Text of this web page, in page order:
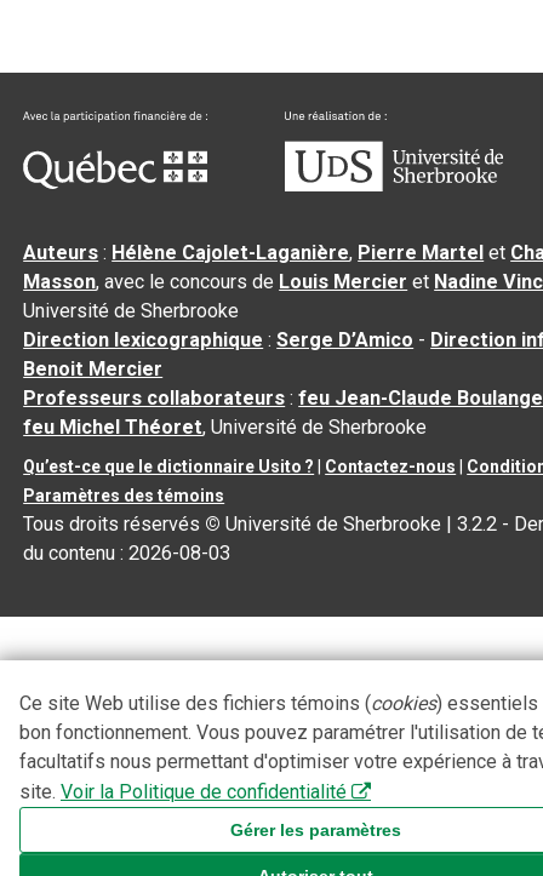
Auteurs : Hélène Cajolet-Laganière, Pierre Martel et
Masson, avec le concours de Louis Mercier et Nadine
Université de Sherbrooke
Direction lexicographique :Serge D’Amico - Direction
Benoit Mercier
Professeurs collaborateurs :feu Jean-Claude
feu Michel Théoret, Université de Sherbrooke
Qu’est-ce que le dictionnaire Usito ? Contactez-nous
Paramètres des témoins
Tous droits réservés © Université de Sherbrooke |3.2.2 -
du contenu :2026-08-03
Ce site Web utilise des fichiers témoins (cookies) essentiels
bon fonctionnement. Vous pouvez paramétrer l'utilisation de
facultatifs nous permettant d'optimiser votre expérience à
site. Voir la Politique de confidentialité
Gérer les paramètres